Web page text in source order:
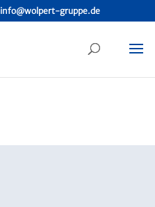
info@wolpert-gruppe.de